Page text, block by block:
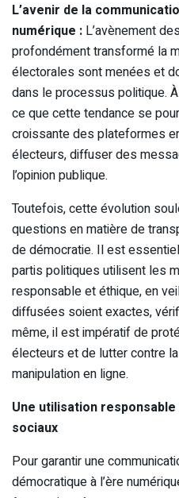
L’avenir de la
numérique : L’avènement
profondément transformé la
électorales sont menées et
dans le processus politique. À
ce que cette tendance se
croissante des plateformes
électeurs, diffuser des
l’opinion publique.
Toutefois, cette évolution
questions en matière de
de démocratie. Il est
partis politiques utilisent les
responsable et éthique, en
diffusées soient exactes,
même, il est impératif de
électeurs et de lutter contre
manipulation en ligne.
Une utilisation
sociaux
Pour garantir une
démocratique à l’ère